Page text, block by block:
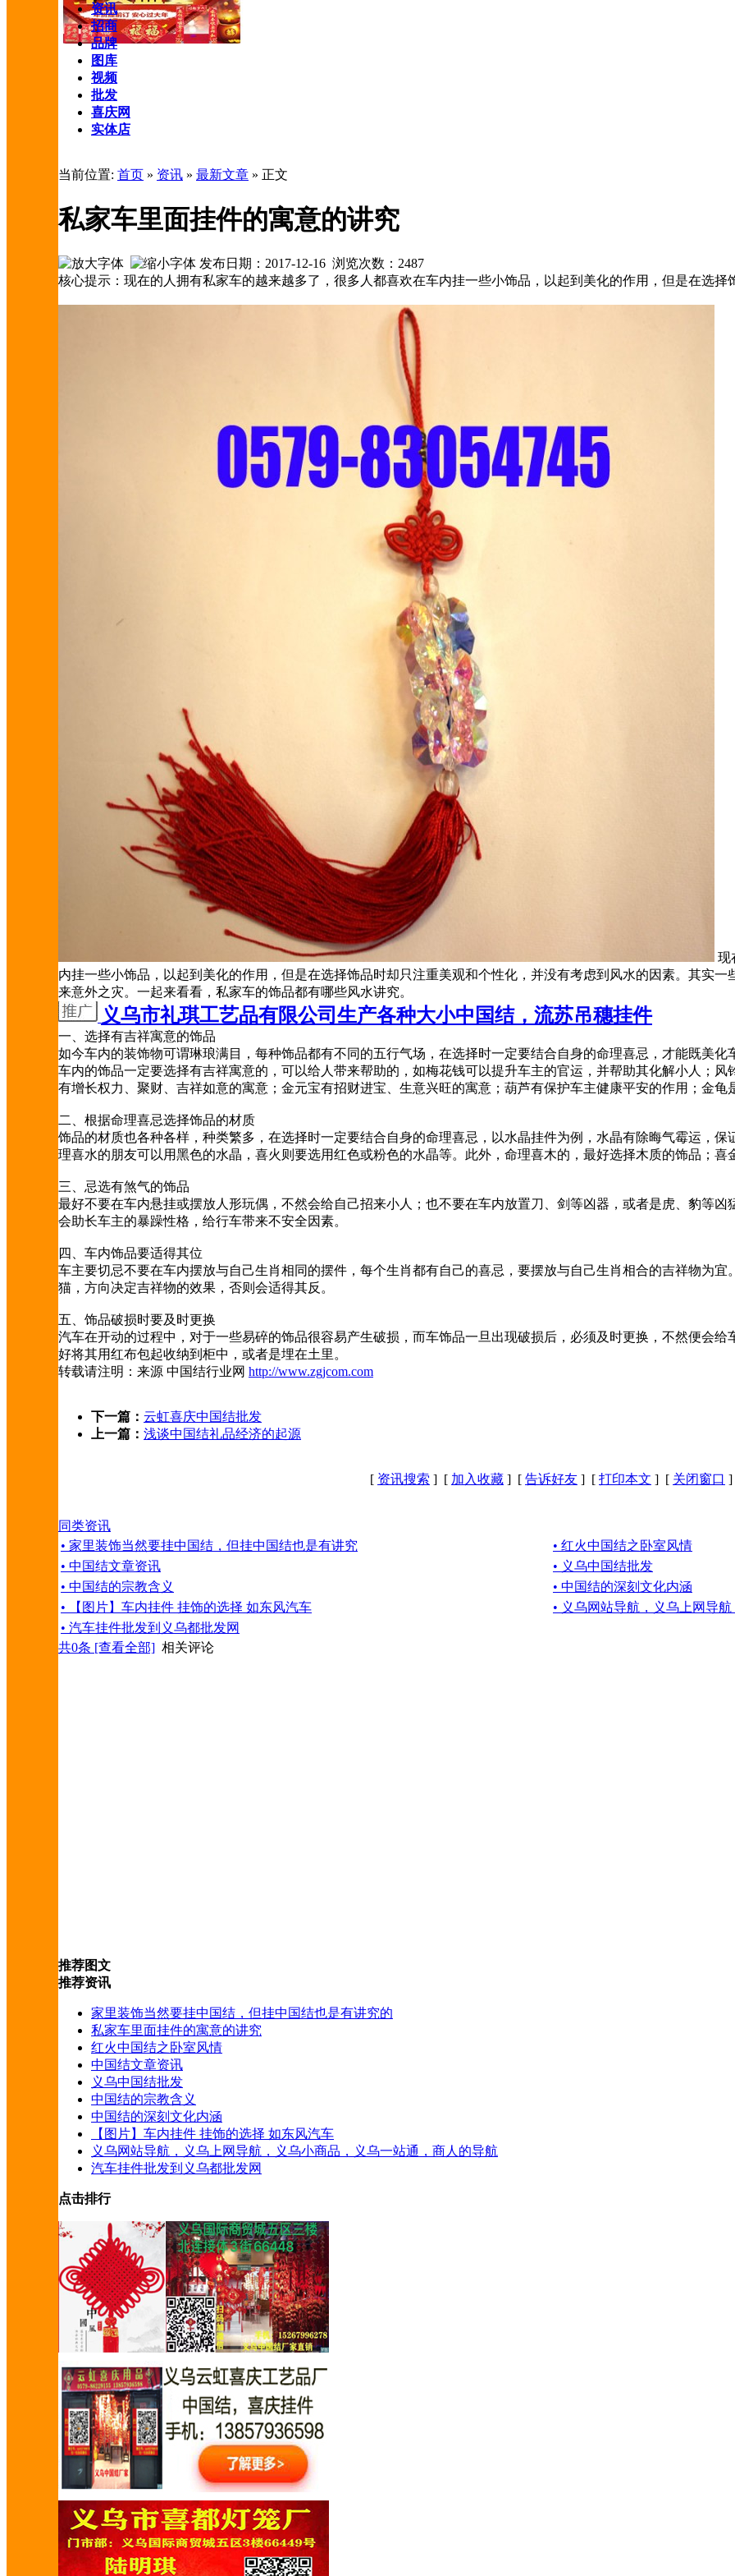
资讯
招商
品牌
图库
视频
批发
喜庆网
实体店
当前位置: 首页 » 资讯 » 最新文章 » 正文
私家车里面挂件的寓意的讲究
发布日期：2017-12-16 浏览次数： 2487
核心提示：现在的人拥有私家车的越来越多了，很多人都喜欢在车内挂一些小饰品，以起到美化的作用，但是在选择
现
内挂一些小饰品，以起到美化的作用，但是在选择饰品时却只注重美观和个性化，并没有考虑到风水的因素。其实
来意外之灾。一起来看看，私家车的饰品都有哪些风水讲究。
义乌市礼琪工艺品有限公司生产各种大小中国结，流苏吊穗挂件
一、选择有吉祥寓意的饰品
如今车内的装饰物可谓琳琅满目，每种饰品都有不同的五行气场，在选择时一定要结合自身的命理喜忌，才能既美
车内的饰品一定要选择有吉祥寓意的，可以给人带来帮助的，如梅花钱可以提升车主的官运，并帮助其化解小人；
有增长权力、聚财、吉祥如意的寓意；金元宝有招财进宝、生意兴旺的寓意；葫芦有保护车主健康平安的作用；金龟
二、根据命理喜忌选择饰品的材质
饰品的材质也各种各样，种类繁多，在选择时一定要结合自身的命理喜忌，以水晶挂件为例，水晶有除晦气霉运，
理喜水的朋友可以用黑色的水晶，喜火则要选用红色或粉色的水晶等。此外，命理喜木的，最好选择木质的饰品；喜
三、忌选有煞气的饰品
最好不要在车内悬挂或摆放人形玩偶，不然会给自己招来小人；也不要在车内放置刀、剑等凶器，或者是虎、豹等
会助长车主的暴躁性格，给行车带来不安全因素。
四、车内饰品要适得其位
车主要切忌不要在车内摆放与自己生肖相同的摆件，每个生肖都有自己的喜忌，要摆放与自己生肖相合的吉祥物为
猫，方向决定吉祥物的效果，否则会适得其反。
五、饰品破损时要及时更换
汽车在开动的过程中，对于一些易碎的饰品很容易产生破损，而车饰品一旦出现破损后，必须及时更换，不然便会
好将其用红布包起收纳到柜中，或者是埋在土里。
转载请注明：来源 中国结行业网 http://www.zgjcom.com
下一篇： 云虹喜庆中国结批发
上一篇： 浅谈中国结礼品经济的起源
[ 资讯搜索 ] [ 加入收藏 ] [ 告诉好友 ] [ 打印本文 ] [ 关闭窗口 ]
同类资讯
• 家里装饰当然要挂中国结，但挂中国结也是有讲究
• 红火中国结之卧室风情
• 中国结文章资讯
• 义乌中国结批发
• 中国结的宗教含义
• 中国结的深刻文化内涵
• 【图片】车内挂件 挂饰的选择 如东风汽车
• 义乌网站导航，义乌上网导
• 汽车挂件批发到义乌都批发网
共0条 [查看全部] 相关评论
推荐图文
推荐资讯
家里装饰当然要挂中国结，但挂中国结也是有讲究的
私家车里面挂件的寓意的讲究
红火中国结之卧室风情
中国结文章资讯
义乌中国结批发
中国结的宗教含义
中国结的深刻文化内涵
【图片】车内挂件 挂饰的选择 如东风汽车
义乌网站导航，义乌上网导航，义乌小商品，义乌一站通，商人的导航
汽车挂件批发到义乌都批发网
点击排行